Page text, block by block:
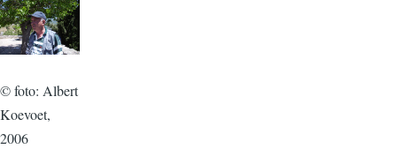
© foto: Albert
Koevoet,
2006